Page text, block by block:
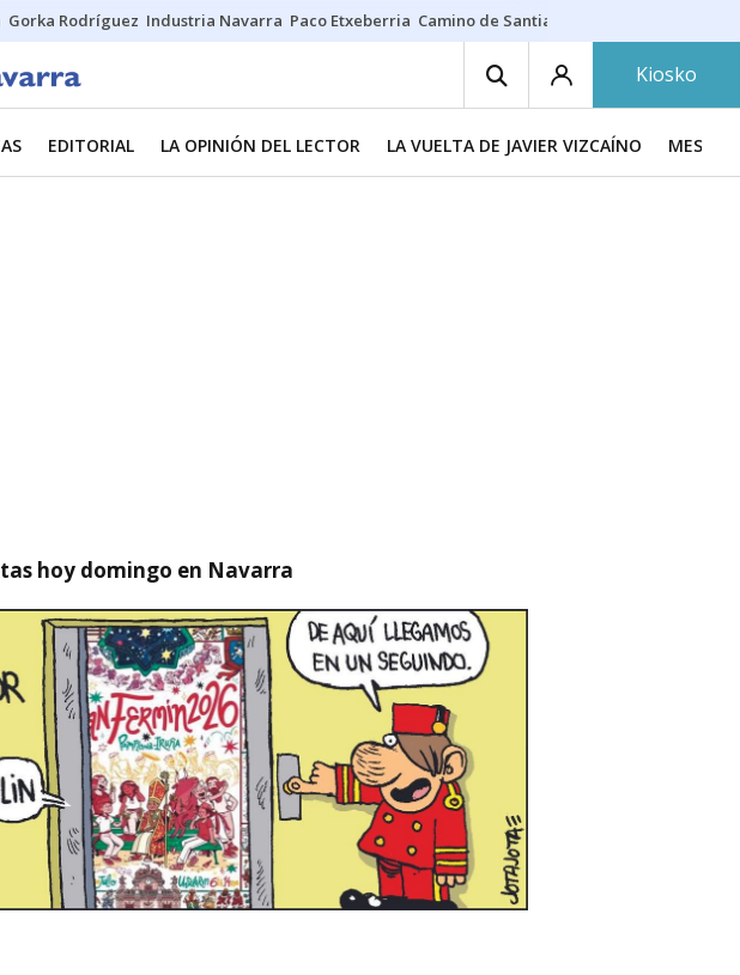
Gorka Rodríguez Industria Navarra Paco Etxeberria Camino de Santiago
Kiosko
EDITORIAL LA OPINIÓN DEL LECTOR LA VUELTA DE JAVIER VIZCAÍNO MESA
hoy domingo en Navarra